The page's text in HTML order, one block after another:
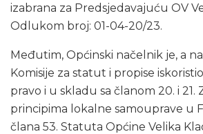
izabrana za Predsjedavajuću OV
Odlukom broj: 01-04-20/23.
Međutim, Općinski načelnik je, a
Komisije za statut i propise
pravo i u skladu sa članom 20. i 21.
principima lokalne samouprave u
člana 53. Statuta Općine Velika